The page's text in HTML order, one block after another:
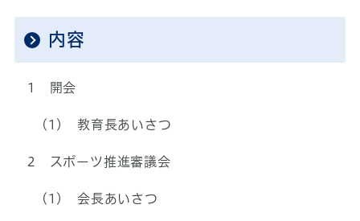
内容
1 開会
(1) 教育長あいさつ
2 スポーツ推進審議会
(1) 会長あいさつ